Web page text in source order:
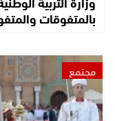
بالمتفوقات
مجتمع